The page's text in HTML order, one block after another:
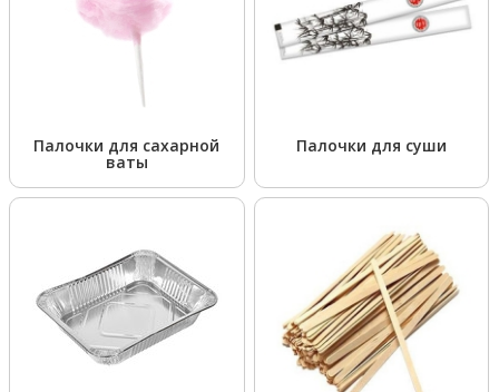
Палочки для сахарной
ваты
Палочки для суши